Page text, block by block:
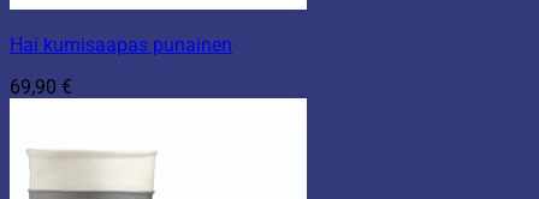
Hai kumisaapas punainen
69,90 €